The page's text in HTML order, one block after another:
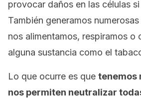
provocar daños en las células
También generamos
nos alimentamos, respiramos o
alguna sustancia como el
Lo que ocurre es que tenemos
nos permiten neutralizar